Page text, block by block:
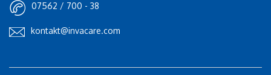
07562 / 700 - 38
kontakt@invacare.com